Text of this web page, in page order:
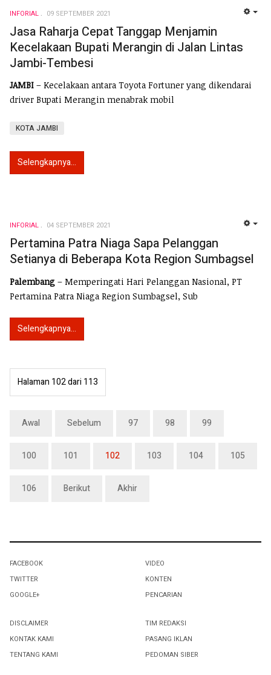
INFORIAL 09 SEPTEMBER 2021
Jasa Raharja Cepat Tanggap Menjamin
Kecelakaan Bupati Merangin di Jalan Lintas
Jambi-Tembesi
JAMBI – Kecelakaan antara Toyota Fortuner yang dikendarai
driver Bupati Merangin menabrak mobil
KOTA JAMBI
Selengkapnya...
INFORIAL 04 SEPTEMBER 2021
Pertamina Patra Niaga Sapa Pelanggan
Setianya di Beberapa Kota Region Sumbagsel
Palembang – Memperingati Hari Pelanggan Nasional, PT
Pertamina Patra Niaga Region Sumbagsel, Sub
Selengkapnya...
Halaman 102 dari 113
Awal Sebelum 97 98 99
100 101 102 103 104 105
106 Berikut Akhir
FACEBOOK
TWITTER
GOOGLE+
VIDEO
KONTEN
PENCARIAN
DISCLAIMER
KONTAK KAMI
TENTANG KAMI
TIM REDAKSI
PASANG IKLAN
PEDOMAN SIBER